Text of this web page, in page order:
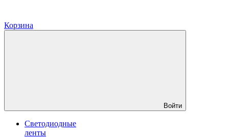
Корзина
Войти
Светодиодные
ленты